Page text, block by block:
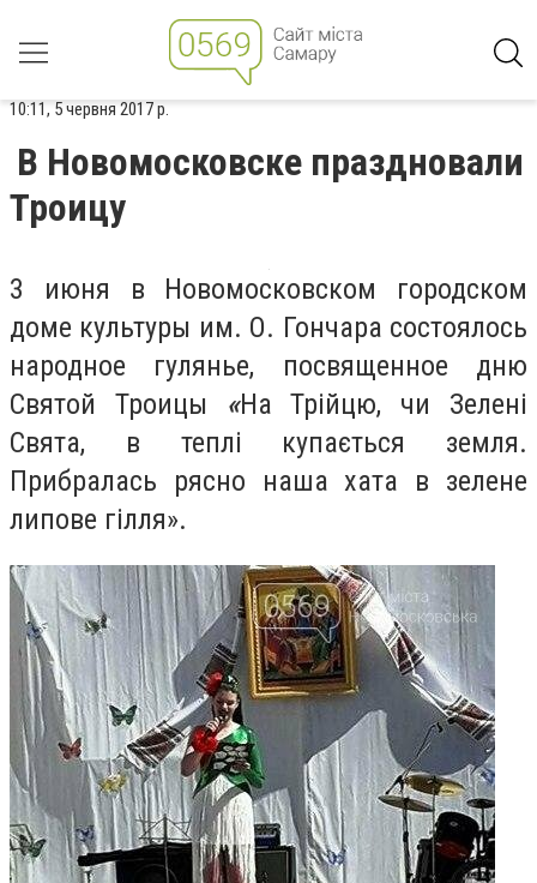
10:11, 5 червня 2017 р.
В Новомосковске праздновали
Троицу
3 июня в Новомосковском городском
доме культуры им. О. Гончара состоялось
народное гулянье, посвященное дню
Святой Троицы «На Трійцю, чи Зелені
Свята, в теплі купається земля.
Прибралась рясно наша хата в зелене
липове гілля».